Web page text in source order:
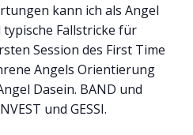
kann ich als Angel
Fallstricke für
Session des First Time
Angels Orientierung
Dasein. BAND und
und GESSI.